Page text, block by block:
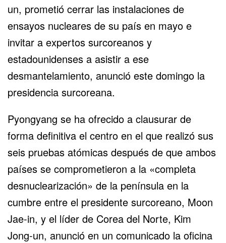
un, prometió cerrar las instalaciones de
ensayos nucleares de su país en mayo e
invitar a expertos surcoreanos y
estadounidenses a asistir a ese
desmantelamiento, anunció este domingo la
presidencia surcoreana.
Pyongyang se ha ofrecido a clausurar de
forma definitiva el centro en el que realizó sus
seis pruebas atómicas después de que ambos
países se comprometieron a la «completa
desnuclearización» de la península en la
cumbre entre el presidente surcoreano, Moon
Jae-in, y el líder de Corea del Norte, Kim
Jong-un, anunció en un comunicado la oficina